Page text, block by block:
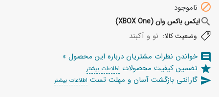
 ناموجود
searchایکس باکس وان (XBOX One)
وضعیت کالا: نو و آکبند
comment خواندن نطرات مشتریان درباره این محصول »
star تضمین کیفیت محصولات اطلاعات بیشتر
send گارانتی بازگشت آسان و مهلت تست اطلاعات بیشتر